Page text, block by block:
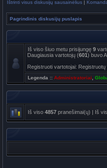
Ištrinti visus diskusijų sausainėlius |
Pagrindinis diskusijų puslapis
Iš viso šiuo metu prisijungę 9
Daugiausia vartotojų (601) buvo
Registruoti vartotojai:
Legenda :: Administratoriai
Iš viso 4857 pranešimai(ų) | Iš